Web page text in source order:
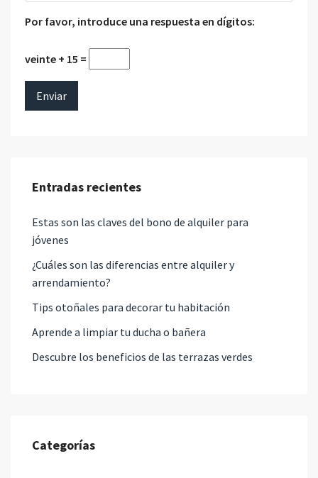
Por favor, introduce una respuesta en dígitos:
veinte + 15 =
Entradas recientes
Estas son las claves del bono de alquiler para
jóvenes
¿Cuáles son las diferencias entre alquiler y
arrendamiento?
Tips otoñales para decorar tu habitación
Aprende a limpiar tu ducha o bañera
Descubre los beneficios de las terrazas verdes
Categorías